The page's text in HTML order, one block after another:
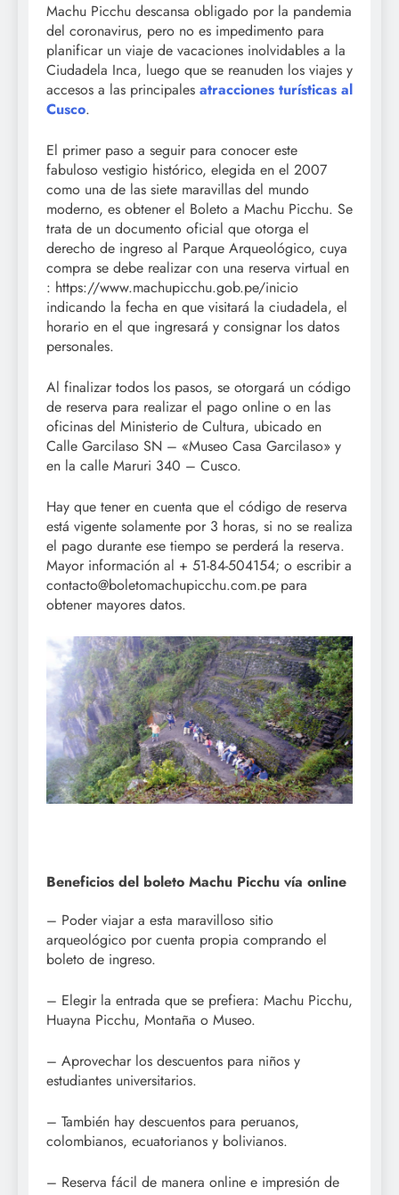
Machu Picchu descansa obligado por la pandemia
del coronavirus, pero no es impedimento para
planificar un viaje de vacaciones inolvidables a la
Ciudadela Inca, luego que se reanuden los viajes y
accesos a las principales atracciones turísticas al
Cusco.
El primer paso a seguir para conocer este
fabuloso vestigio histórico, elegida en el 2007
como una de las siete maravillas del mundo
moderno, es obtener el Boleto a Machu Picchu. Se
trata de un documento oficial que otorga el
derecho de ingreso al Parque Arqueológico, cuya
compra se debe realizar con una reserva virtual en
: https://www.machupicchu.gob.pe/inicio
indicando la fecha en que visitará la ciudadela, el
horario en el que ingresará y consignar los datos
personales.
Al finalizar todos los pasos, se otorgará un código
de reserva para realizar el pago online o en las
oficinas del Ministerio de Cultura, ubicado en
Calle Garcilaso SN – «Museo Casa Garcilaso» y
en la calle Maruri 340 – Cusco.
Hay que tener en cuenta que el código de reserva
está vigente solamente por 3 horas, si no se realiza
el pago durante ese tiempo se perderá la reserva.
Mayor información al + 51-84-504154; o escribir a
contacto@boletomachupicchu.com.pe para
obtener mayores datos.
Beneficios del boleto Machu Picchu vía online
– Poder viajar a esta maravilloso sitio
arqueológico por cuenta propia comprando el
boleto de ingreso.
– Elegir la entrada que se prefiera: Machu Picchu,
Huayna Picchu, Montaña o Museo.
– Aprovechar los descuentos para niños y
estudiantes universitarios.
– También hay descuentos para peruanos,
colombianos, ecuatorianos y bolivianos.
– Reserva fácil de manera online e impresión de